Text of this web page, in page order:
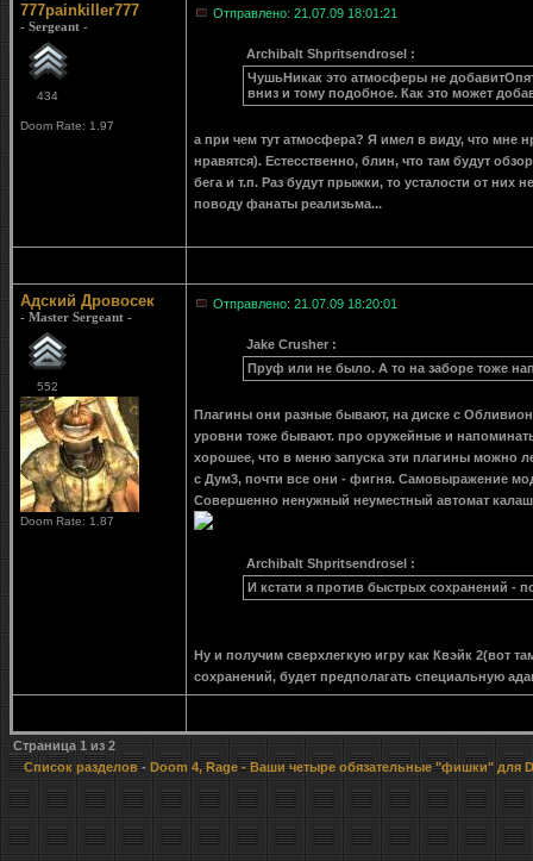
777painkiller777
- Sergeant -
434
Doom Rate: 1.97
Отправлено: 21.07.09 18:01:21
Archibalt Shpritsendrosel :
ЧушьНикак это атмосферы не
вниз и тому подобное. Как это может
а при чем тут атмосфера? Я имел в виду, что мне
нравятся). Естесственно, блин, что там будут
бега и т.п. Раз будут прыжки, то усталости от
поводу фанаты реализьма...
Адский Дровосек
- Master Sergeant -
552
Doom Rate: 1.87
Отправлено: 21.07.09 18:20:01
Jake Crusher :
Пруф или не было. А то на заборе тоже
Плагины они разные бывают, на диске с
уровни тоже бывают. про оружейные и
хорошее, что в меню запуска эти плагины можно
с Дум3, почти все они - фигня. Самовыражение
Совершенно ненужный неуместный автомат
Archibalt Shpritsendrosel :
И кстати я против быстрых сохранений -
Ну и получим сверхлегкую игру как Квэйк 2(вот
сохранений, будет предполагать специальную
Страница 1 из 2
Список разделов- Doom 4, Rage- Ваши четыре обязательные "фишки" для